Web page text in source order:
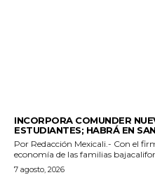
INCORPORA COMUNDER
ESTUDIANTES; HABRÁ EN
Por Redacción Mexicali.- Con el firme compromiso de respaldar la
economía de las familias
7 agosto, 2026